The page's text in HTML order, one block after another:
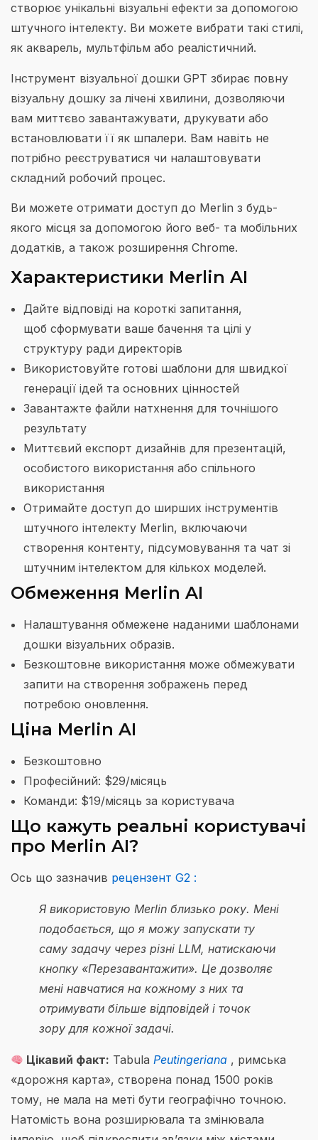
створює унікальні візуальні ефекти за допомогою
штучного інтелекту. Ви можете вибрати такі стилі,
як акварель, мультфільм або реалістичний.
Інструмент візуальної дошки GPT збирає повну
візуальну дошку за лічені хвилини, дозволяючи
вам миттєво завантажувати, друкувати або
встановлювати її як шпалери. Вам навіть не
потрібно реєструватися чи налаштовувати
складний робочий процес.
Ви можете отримати доступ до Merlin з будь-
якого місця за допомогою його веб- та мобільних
додатків, а також розширення Chrome.
Характеристики Merlin AI
Дайте відповіді на короткі запитання,
щоб сформувати ваше бачення та цілі у
структуру ради директорів
Використовуйте готові шаблони для швидкої
генерації ідей та основних цінностей
Завантажте файли натхнення для точнішого
результату
Миттєвий експорт дизайнів для презентацій,
особистого використання або спільного
використання
Отримайте доступ до ширших інструментів
штучного інтелекту Merlin, включаючи
створення контенту, підсумовування та чат зі
штучним інтелектом для кількох моделей.
Обмеження Merlin AI
Налаштування обмежене наданими шаблонами
дошки візуальних образів.
Безкоштовне використання може обмежувати
запити на створення зображень перед
потребою оновлення.
Ціна Merlin AI
Безкоштовно
Професійний: $29/місяць
Команди: $19/місяць за користувача
Що кажуть реальні користувачі
про Merlin AI?
Ось що зазначив рецензент G2 :
Я використовую Merlin близько року. Мені
подобається, що я можу запускати ту
саму задачу через різні LLM, натискаючи
кнопку «Перезавантажити». Це дозволяє
мені навчатися на кожному з них та
отримувати більше відповідей і точок
зору для кожної задачі.
Цікавий факт: TabulaPeutingeriana , римська
«дорожня карта», створена понад 1500 років
тому, не мала на меті бути географічно точною.
Натомість вона розширювала та змінювала